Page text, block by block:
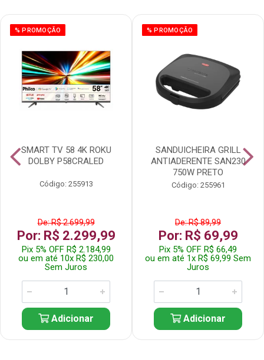
% PROMOÇÃO
SMART TV 58 4K ROKU
DOLBY P58CRALED
Código: 255913
De: R$ 2.699,99
Por: R$ 2.299,99
Pix 5% OFF R$ 2.184,99
ou em até 10x R$ 230,00
Sem Juros
Adicionar
% PROMOÇÃO
SANDUICHEIRA GRILL
ANTIADERENTE SAN230
750W PRETO
Código: 255961
De: R$ 89,99
Por: R$ 69,99
Pix 5% OFF R$ 66,49
ou em até 1x R$ 69,99 Sem
Juros
Adicionar